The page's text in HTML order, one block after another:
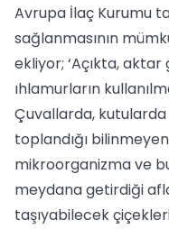
Avrupa İlaç Kurumu
sağlanmasının
ekliyor; ‘Açıkta,
ıhlamurların
Çuvallarda,
toplandığı
mikroorganizma ve
meydana getirdiği
taşıyabilecek